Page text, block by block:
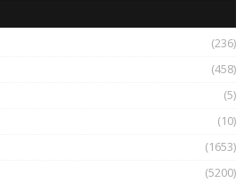
(236)
(458)
(5)
(10)
(1653)
(5200)